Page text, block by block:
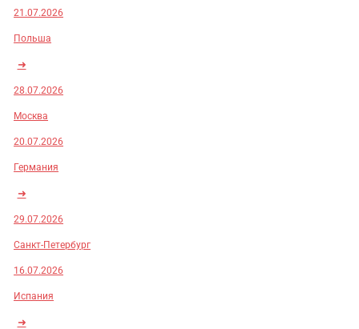
21.07.2026
Польша
➜
28.07.2026
Москва
20.07.2026
Германия
➜
29.07.2026
Санкт-Петербург
16.07.2026
Испания
➜